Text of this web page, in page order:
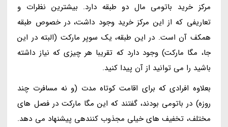
مرکز خرید باتومی مال دو طبقه دارد. بیشترین نظرات و
تعاریفی که از این مرکز خرید وجود داشت، در خصوص طبقه
همکف آن است. در این طبقه، یک سوپر مارکت (البته در این
جا، مگا مارکت) وجود دارد که تقریبا هر چیزی که نیاز داشته
باشید را می توانید از آن پیدا کنید.
بعلاوه افرادی که برای اقامت کوتاه مدت (و نه مسافرت چند
روزه) در باتومی بودند، گفتند که این مگا مارکت در فصل های
مختلف، تخفیف های خیلی مجذوب کنندهی پیشنهاد می دهد.